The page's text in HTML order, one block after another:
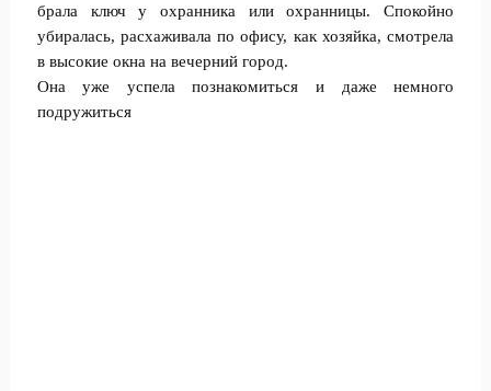
брала ключ у охранника или охранницы. Спокойно
убиралась, расхаживала по офису, как хозяйка, смотрела
в высокие окна на вечерний город.
Она уже успела познакомиться и даже немного
подружиться